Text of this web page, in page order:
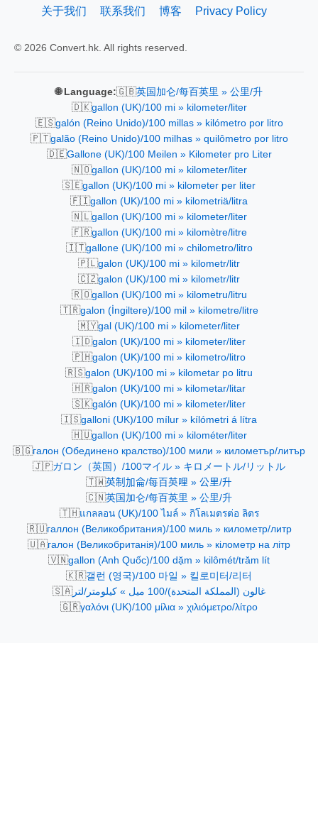
关于我们 联系我们 博客 Privacy Policy
© 2026 Convert.hk. All rights reserved.
🌐 Language:🇬🇧英国加仑/每百英里 » 公里/升
🇩🇰gallon (UK)/100 mi » kilometer/liter
🇪🇸galón (Reino Unido)/100 millas » kilómetro por litro
🇵🇹galão (Reino Unido)/100 milhas » quilômetro por litro
🇩🇪Gallone (UK)/100 Meilen » Kilometer pro Liter
🇳🇴gallon (UK)/100 mi » kilometer/liter
🇸🇪gallon (UK)/100 mi » kilometer per liter
🇫🇮gallon (UK)/100 mi » kilometriä/litra
🇳🇱gallon (UK)/100 mi » kilometer/liter
🇫🇷gallon (UK)/100 mi » kilomètre/litre
🇮🇹gallone (UK)/100 mi » chilometro/litro
🇵🇱galon (UK)/100 mi » kilometr/litr
🇨🇿galon (UK)/100 mi » kilometr/litr
🇷🇴gallon (UK)/100 mi » kilometru/litru
🇹🇷galon (İngiltere)/100 mil » kilometre/litre
🇲🇾gal (UK)/100 mi » kilometer/liter
🇮🇩galon (UK)/100 mi » kilometer/liter
🇵🇭galon (UK)/100 mi » kilometro/litro
🇷🇸galon (UK)/100 mi » kilometar po litru
🇭🇷galon (UK)/100 mi » kilometar/litar
🇸🇰galón (UK)/100 mi » kilometer/liter
🇮🇸galloni (UK)/100 mílur » kílómetri á lítra
🇭🇺gallon (UK)/100 mi » kilométer/liter
🇧🇬галон (Обединено кралство)/100 мили » километър/литър
🇯🇵ガロン（英国）/100マイル » キロメートル/リットル
🇹🇼英制加侖/每百英哩 » 公里/升
🇨🇳英国加仑/每百英里 » 公里/升
🇹🇭แกลลอน (UK)/100 ไมล์ » กิโลเมตรต่อ ลิตร
🇷🇺галлон (Великобритания)/100 миль » километр/литр
🇺🇦галон (Великобританія)/100 миль » кілометр на літр
🇻🇳gallon (Anh Quốc)/100 dặm » kilômét/trăm lít
🇰🇷갤런 (영국)/100 마일 » 킬로미터/리터
🇸🇦 غالون (المملكة المتحدة)/100 ميل » كيلومتر/لتر
🇬🇷γαλόνι (UK)/100 μίλια » χιλιόμετρο/λίτρο